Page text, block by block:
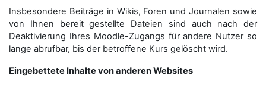
Insbesondere Beiträge in Wikis, Foren und Journalen sowie
von Ihnen bereit gestellte Dateien sind auch nach der
Deaktivierung Ihres Moodle-Zugangs für andere Nutzer so
lange abrufbar, bis der betroffene Kurs gelöscht wird.
Eingebettete Inhalte von anderen Websites